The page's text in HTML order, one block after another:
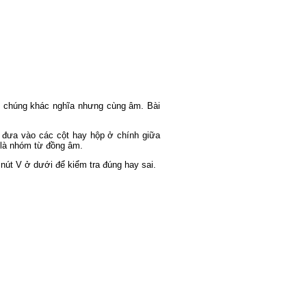
khác nghĩa nhưng cùng âm. Bài
vào các cột hay hộp ở chính giữa
nhóm từ đồng âm.
V ở dưới để kiểm tra đúng hay sai.